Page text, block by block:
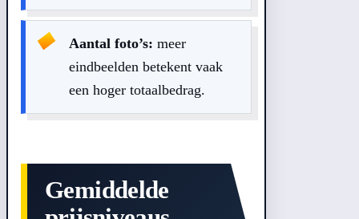
Aantal foto’s: meer
eindbeelden betekent vaak
een hoger totaalbedrag.
Gemiddelde